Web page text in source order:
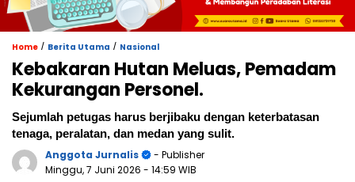
Home / Berita Utama / Nasional
Kebakaran Hutan Meluas, Pemadam
Kekurangan Personel.
Sejumlah petugas harus berjibaku dengan keterbatasan
tenaga, peralatan, dan medan yang sulit.
Anggota Jurnalis
- Publisher
Minggu, 7 Juni 2026 - 14:59 WIB